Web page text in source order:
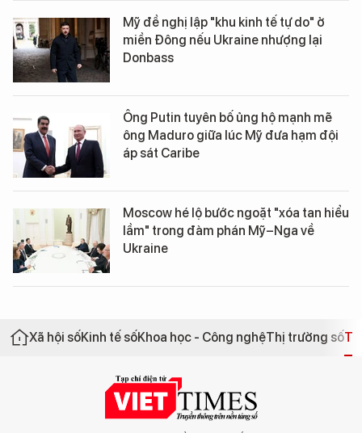
Mỹ đề nghị lập "khu kinh tế tự do" ở
miền Đông nếu Ukraine nhượng lại
Donbass
Ông Putin tuyên bố ủng hộ mạnh mẽ
ông Maduro giữa lúc Mỹ đưa hạm đội
áp sát Caribe
Moscow hé lộ bước ngoặt "xóa tan hiểu
lầm" trong đàm phán Mỹ–Nga về
Ukraine
Xã hội sốKinh tế sốKhoa học - Công nghệThị trường số